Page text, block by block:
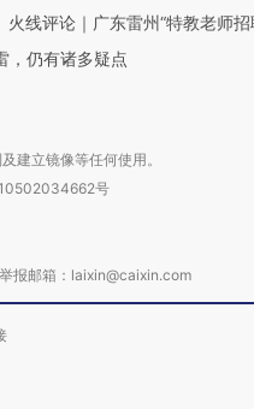
火线评论｜广东雷州“特教老师招
，仍有诸多疑点
建立镜像等任何使用。
号
报邮箱：laixin@caixin.com